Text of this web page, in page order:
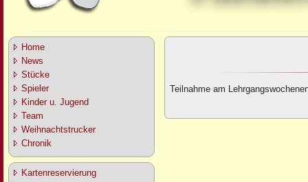
Home
News
Stücke
Spieler
Kinder u. Jugend
Team
Weihnachtstrucker
Chronik
Kartenreservierung
Teilnahme am